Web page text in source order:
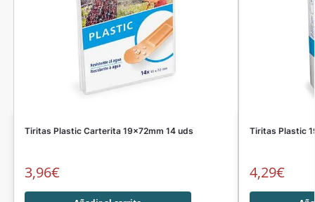
Tiritas Plastic Carterita 19x72mm 14 uds
3,96€
Tiritas Plastic
4,29€